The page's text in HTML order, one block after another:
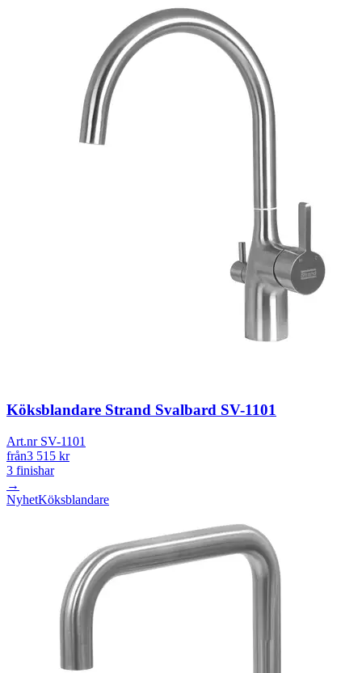
Köksblandare Strand Svalbard SV-1101
Art.nr SV-1101
från3 515 kr
3 finishar
→
NyhetKöksblandare